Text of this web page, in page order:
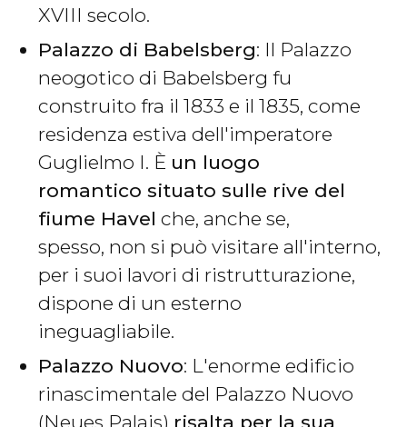
XVIII secolo.
Palazzo di Babelsberg: Il Palazzo
neogotico di Babelsberg fu
construito fra il 1833 e il 1835, come
residenza estiva dell'imperatore
Guglielmo I. È un luogo
romantico situato sulle rive del
fiume Havel che, anche se,
spesso, non si può visitare all'interno,
per i suoi lavori di ristrutturazione,
dispone di un esterno
ineguagliabile.
Palazzo Nuovo: L'enorme edificio
rinascimentale del Palazzo Nuovo
(Neues Palais) risalta per la sua